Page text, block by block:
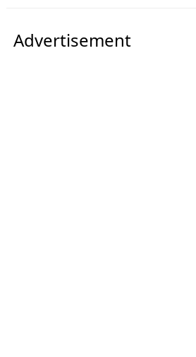
Advertisement